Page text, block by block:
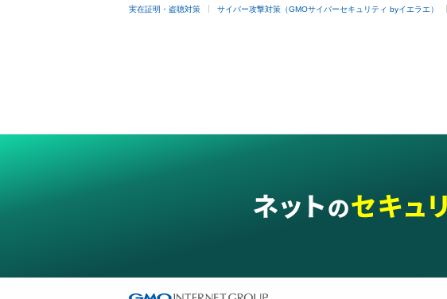
実在証明・盗聴対策 サイバー攻撃対策（GMOサイバーセキュリティ byイエラエ）